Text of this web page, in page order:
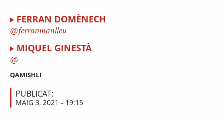
FERRAN DOMÈNECH
ferranmanlleu
MIQUEL GINESTÀ
QAMISHLI
PUBLICAT:
MAIG 3, 2021 - 19:15